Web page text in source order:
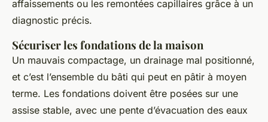
affaissements ou les remontées capillaires grâce à un
diagnostic précis.
Sécuriser les fondations de la maison
Un mauvais compactage, un drainage mal positionné,
et c’est l’ensemble du bâti qui peut en pâtir à moyen
terme. Les fondations doivent être posées sur une
assise stable, avec une pente d’évacuation des eaux